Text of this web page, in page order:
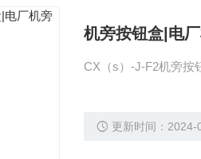
机旁按钮盒|电
CX（s）-J-F2机旁按
更新时间：2024-